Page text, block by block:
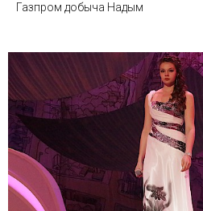
Газпром добыча Надым